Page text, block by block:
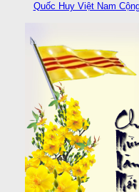
Quốc Huy Việt Nam